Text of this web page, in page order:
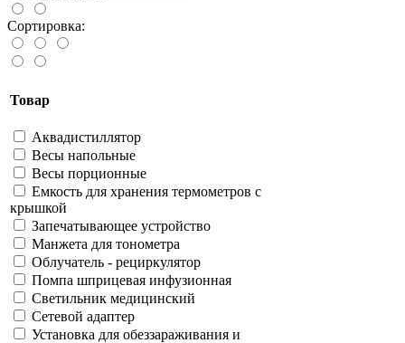
Сортировка:
Товар
Аквадистиллятор
Весы напольные
Весы порционные
Емкость для хранения термометров с
крышкой
Запечатывающее устройство
Манжета для тонометра
Облучатель - рециркулятор
Помпа шприцевая инфузионная
Светильник медицинский
Сетевой адаптер
Установка для обеззараживания и